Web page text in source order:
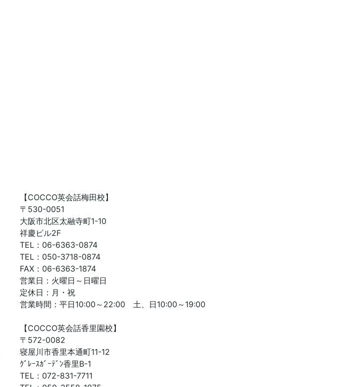
【COCCO英会話梅田校】
〒530-0051
大阪市北区太融寺町1-10
祥慶ビル2F
TEL：06-6363-0874
TEL：050-3718-0874
FAX：06-6363-1874
営業日：火曜日～日曜日
定休日：月・祝
営業時間：平日10:00～22:00 土、日10:00～19:00
【COCCO英会話香里園校】
〒572-0082
寝屋川市香里本通町11-12
ｸﾞﾚｰｽｶﾞｰﾃﾞﾝ香里B-1
TEL：072-831-7711